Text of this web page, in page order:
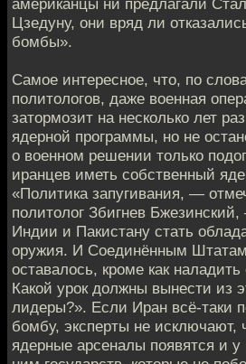
американцы ни предлагали
Цзедуну, они вряд ли
бомбы».
Самое интересное, что, по
политологов, даже военная
затормозит на несколько лет
ядерной программы, но не
о военном решении только
иранцев иметь собственный
«Политика запугивания, —
политолог Збигнев
Индии и Пакистану стать
оружия. И Соединённым Штатам
оставалось, кроме как
Какой урок должны вынести из
лидеры?». Если Иран всё-таки
бомбу, эксперты не исключают,
ядерные арсеналы появятся и у